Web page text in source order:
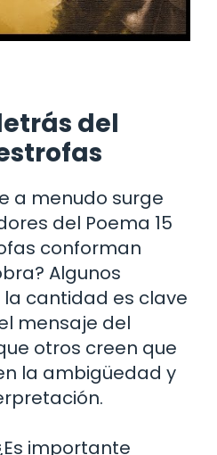
del
a menudo surge
del Poema 15
conforman
Algunos
cantidad es clave
mensaje del
otros creen que
la ambigüedad y
importante